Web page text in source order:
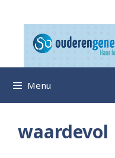
naar
Menu
waardevol